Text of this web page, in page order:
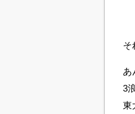
そ
あ
3
東